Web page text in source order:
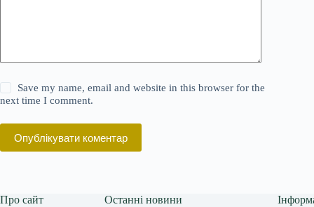
Save my name, email and website in this browser for the
next time I comment.
Опублікувати коментар
Про сайт Останні новини